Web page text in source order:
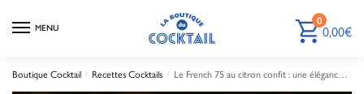
MENU 0
0,00€
Boutique Cocktail / Recettes Cocktails / Le French 75 au citron confit : une élégance revisitée